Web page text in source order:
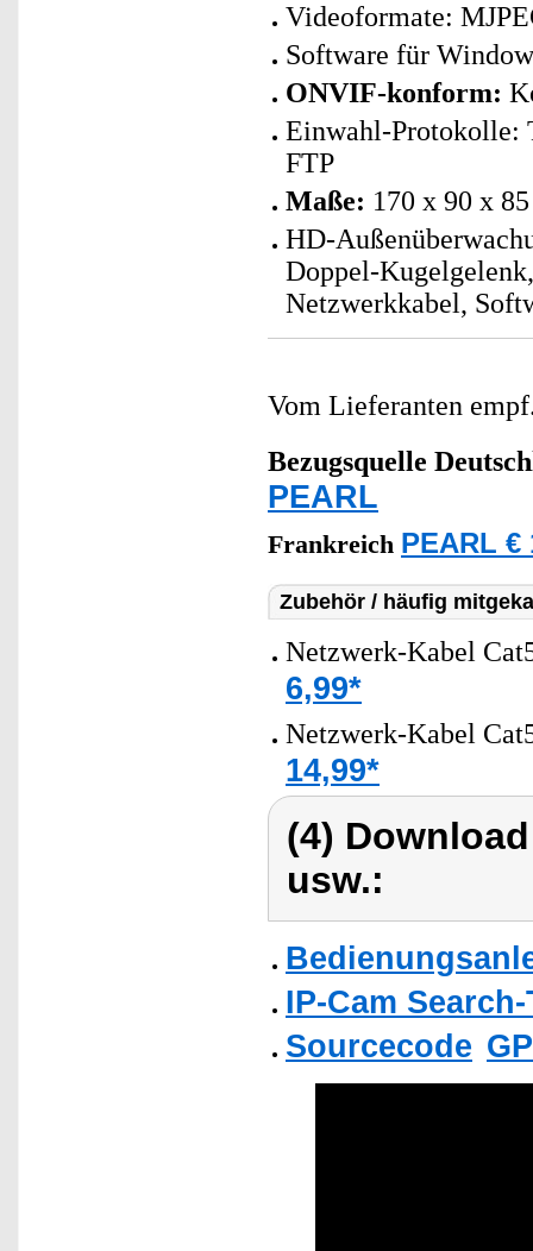
Videoformate:
Software für
ONVIF-konform:
Einwahl-Protokolle:
FTP
Maße: 170 x 90 x
HD-
Doppel-
Netzwerkkabel,
Vom Lieferanten
Bezugsquelle
PEARL
Frankreich PEARL €
Zubehör / häufig
Netzwerk-Kabel
6,99*
Netzwerk-Kabel
14,99*
(4)
usw.:
IP-Cam
Sourcecode